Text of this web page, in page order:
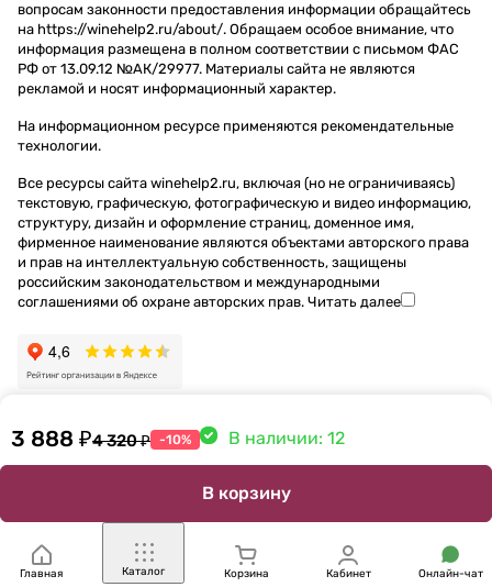
3 888 ₽4 320 ₽ -10% В наличии: 12
В корзину
Главная Каталог Корзина Кабинет Онлайн-чат
вопросам законности предоставления информации обращайтесь
на https://winehelp2.ru/about/. Обращаем особое внимание, что
информация размещена в полном соответствии с письмом ФАС
РФ от 13.09.12 №АК/29977. Материалы сайта не являются
рекламой и носят информационный характер.
На информационном ресурсе применяются рекомендательные
технологии.
Все ресурсы сайта winehelp2.ru, включая (но не ограничиваясь)
текстовую, графическую, фотографическую и видео информацию,
структуру, дизайн и оформление страниц, доменное имя,
фирменное наименование являются объектами авторского права
и прав на интеллектуальную собственность, защищены
российским законодательством и международными
соглашениями об охране авторских прав. Читать далее